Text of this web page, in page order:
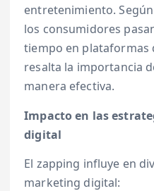
entretenimiento.
los consumidores
tiempo en plataformas
resalta la importancia
manera efectiva.
Impacto en las
digital
El zapping influye en
marketing digital: